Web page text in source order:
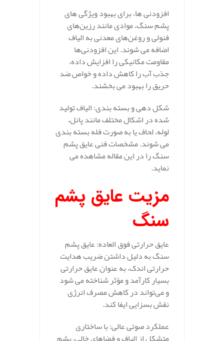
افزودنی‌ ها، برای بهبود ویژگی‌ های
پشم سنگ، موادی مانند رزین‌های
فنولی و روغن‌های معدنی به الیاف
اضافه می‌ شوند. این افزودنی‌ها
مقاومت مکانیکی را افزایش داده،
جذب آب را کاهش داده و خواص ضد
حریق را بهبود می‌ بخشند.
شکل‌ دهی و بسته‌ بندی: الیاف تولید
شده در اشکال مختلف مانند پانل،
لوله، لحاف یا به صورت فله بسته‌ بندی
می‌ شوند. مشخصات فنی عایق پشم
سنگ را در این مقاله مشاهده می
نماید.
مزیت عایق پشم
سنگ
عایق حرارتی فوق‌ العاده: عایق پشم
سنگ به دلیل داشتن ضریب هدایت
حرارتی اندک، به عنوان عایق حرارتی
بسیار کارآمد و مؤثر شناخته می‌ شود
و می‌تواند در کاهش مصرف انرژی
نقش بسزایی ایفا کند.
عملکرد صوتی عالی: با ساختاری